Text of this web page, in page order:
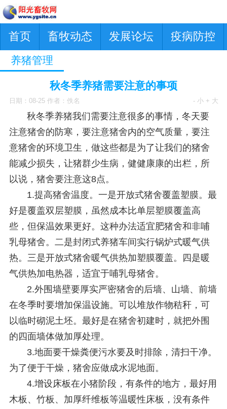
首页 畜牧动态 发展论坛 疫病防控
养猪管理
秋冬季养猪需要注意的事项
日期：08-25 作者：佚名 - 小 + 大
秋冬季养猪我们需要注意很多的事情，冬天要
注意猪舍的防寒，要注意猪舍内的空气质量，要注
意猪舍的环境卫生，做这些都是为了让我们的猪舍
能减少损失，让猪群少生病，健健康康的出栏，所
以说，猪舍要注意这8点。
1.提高猪舍温度。一是开放式猪舍覆盖塑膜。最
好是覆盖双层塑膜，虽然成本比单层塑膜覆盖高
些，但保温效果更好。这种办法适宜肥猪舍和非哺
乳母猪舍。二是封闭式养猪车间实行锅炉式暖气供
热。三是开放式猪舍暖气供热加塑膜覆盖。四是暖
气供热加电热器，适宜于哺乳母猪舍。
2.外围墙壁要厚实严密猪舍的后墙、山墙、前墙
在冬季时要增加保温设施。可以堆放作物秸秆，可
以临时砌泥土坯。最好是在猪舍初建时，就把外围
的四面墙体做加厚处理。
3.地面要干燥粪便污水要及时排除，清扫干净。
为了便于干燥，猪舍应做成水泥地面。
4.增设床板在小猪阶段，有条件的地方，最好用
木板、竹板、加厚纤维板等温暖性床板，没有条件